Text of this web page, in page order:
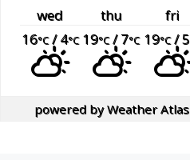
wed thu
fri
16°C/ 4°C 19°C/ 7°C 19°C/ 5
powered byWeather Atlas